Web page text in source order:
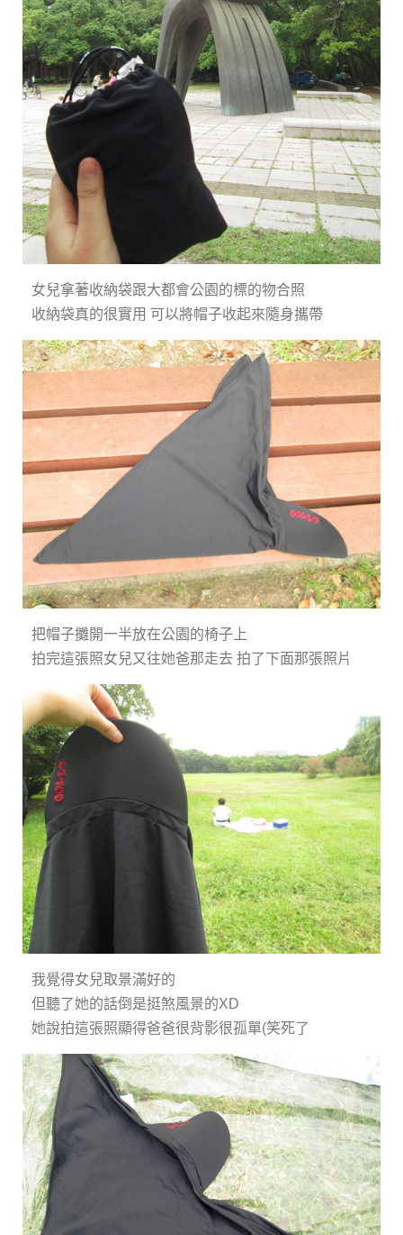
女兒拿著收納袋跟大都會公園的標的物合照
收納袋真的很實用 可以將帽子收起來隨身攜帶
把帽子攤開一半放在公園的椅子上
拍完這張照女兒又往她爸那走去 拍了下面那張照片
我覺得女兒取景滿好的
但聽了她的話倒是挺煞風景的XD
她說拍這張照顯得爸爸很背影很孤單(笑死了